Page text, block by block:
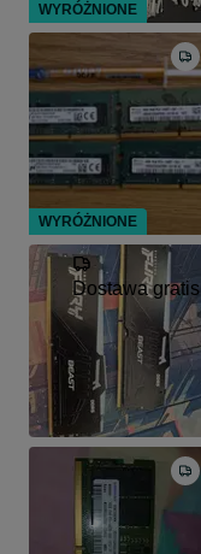
Dostawa gratis
WYRÓŻNIONE
WYRÓŻNIONE